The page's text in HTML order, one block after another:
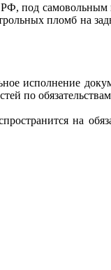
под
пломб на
исполнение
по
на